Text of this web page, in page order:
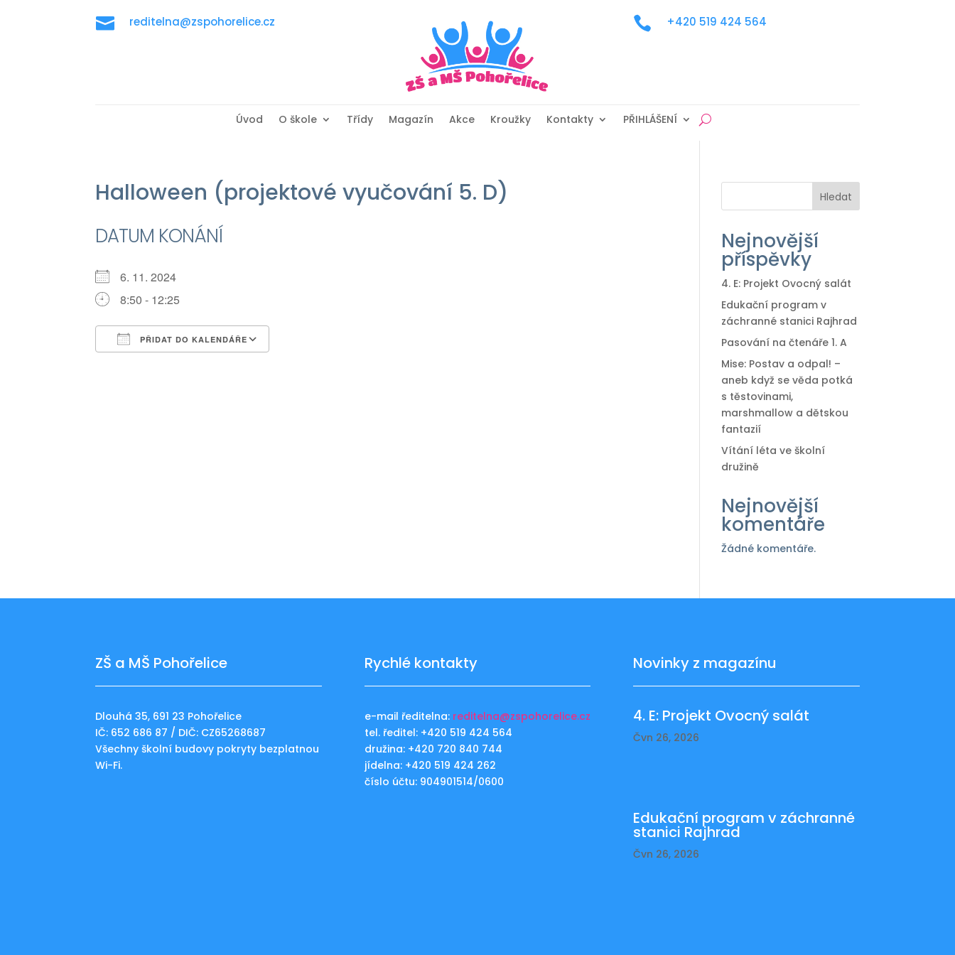
 reditelna@zspohorelice.cz  +420 519 424 564
Úvod O škole Třídy Magazín Akce Kroužky Kontakty PŘIHLÁŠENÍ
Halloween (projektové vyučování 5. D)
DATUM KONÁNÍ
6. 11. 2024
8:50 - 12:25
PŘIDAT DO KALENDÁŘE
Hledat
Nejnovější
příspěvky
4. E: Projekt Ovocný salát
Edukační program v
záchranné stanici Rajhrad
Pasování na čtenáře 1. A
Mise: Postav a odpal! –
aneb když se věda potká
s těstovinami,
marshmallow a dětskou
fantazií
Vítání léta ve školní
družině
Nejnovější
komentáře
Žádné komentáře.
ZŠ a MŠ Pohořelice
Dlouhá 35, 691 23 Pohořelice
IČ: 652 686 87 / DIČ: CZ65268687
Všechny školní budovy pokryty bezplatnou
Wi-Fi.
Rychlé kontakty
e-mail ředitelna: reditelna@zspohorelice.cz
tel. ředitel: +420 519 424 564
družina: +420 720 840 744
jídelna: +420 519 424 262
číslo účtu: 904901514/0600
Novinky z magazínu
4. E: Projekt Ovocný salát
Čvn 26, 2026
Edukační program v záchranné
stanici Rajhrad
Čvn 26, 2026